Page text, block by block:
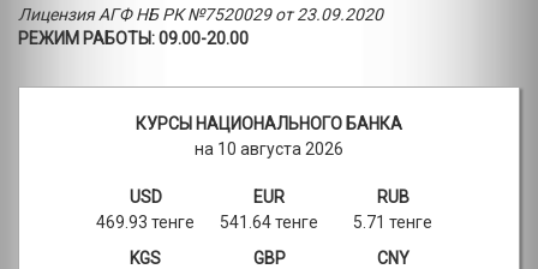
Лицензия АГФ НБ РК №7520029 от 23.09.2020
РЕЖИМ РАБОТЫ: 09.00-20.00
КУРСЫ НАЦИОНАЛЬНОГО БАНКА
на 10 августа 2026
USD
469.93 тенге
EUR
541.64 тенге
RUB
5.71 тенге
KGS
GBP
CNY